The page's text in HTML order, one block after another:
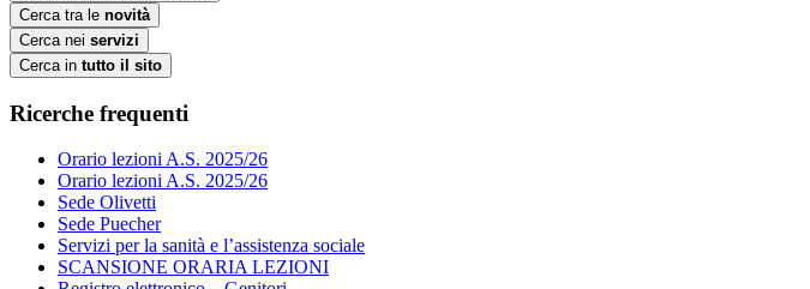
Cerca tra le novità
Cerca nei servizi
Cerca in tutto il sito
Ricerche frequenti
Orario lezioni A.S. 2025/26
Orario lezioni A.S. 2025/26
Sede Olivetti
Sede Puecher
Servizi per la sanità e l’assistenza sociale
SCANSIONE ORARIA LEZIONI